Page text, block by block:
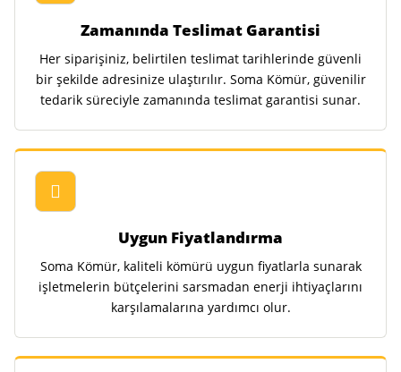
Zamanında Teslimat Garantisi
Her siparişiniz, belirtilen teslimat tarihlerinde güvenli
bir şekilde adresinize ulaştırılır. Soma Kömür, güvenilir
tedarik süreciyle zamanında teslimat garantisi sunar.
Uygun Fiyatlandırma
Soma Kömür, kaliteli kömürü uygun fiyatlarla sunarak
işletmelerin bütçelerini sarsmadan enerji ihtiyaçlarını
karşılamalarına yardımcı olur.